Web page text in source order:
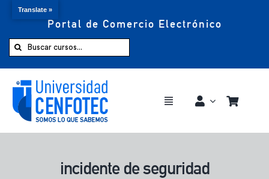
Portal de Comercio Electrónico
Buscar:
Toggle
Comprar ahora
incidente de seguridad
Translate »